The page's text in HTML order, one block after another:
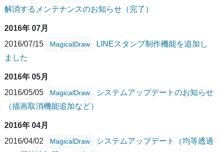
解消するメンテナンスのお知らせ（完了）
2016年 07月
2016/07/15
MagicalDraw
LINEスタンプ制作機能を追加し
ました
2016年 05月
2016/05/05
MagicalDraw
システムアップデートのお知らせ
（描画取消機能追加など）
2016年 04月
2016/04/02
MagicalDraw
システムアップデート（均等透過